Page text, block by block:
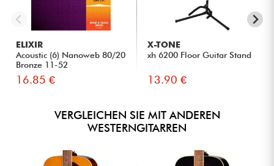
ELIXIR
Acoustic (6) Nanoweb 80/20
Bronze 11-52
16.85 €
X-TONE
xh 6200 Floor Guitar Stand
13.90 €
VERGLEICHEN SIE MIT ANDEREN
WESTERNGITARREN